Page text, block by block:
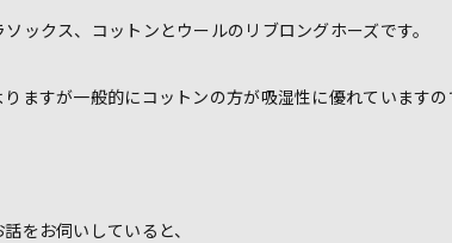
ックス、コットンとウールのリブロングホーズです。
ますが一般的にコットンの方が吸湿性に優れていますの
をお伺いしていると、